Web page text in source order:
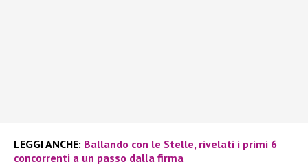
LEGGI ANCHE: Ballando con le Stelle, rivelati i primi 6
concorrenti a un passo dalla firma